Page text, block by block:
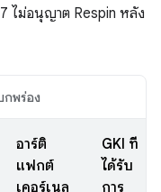
ไม่อนุญาต Respin หลัง
กพร่อง
อาร์ติ
แฟกต์
เคอร์เนล
GKI ที่
ได้รับ
การ